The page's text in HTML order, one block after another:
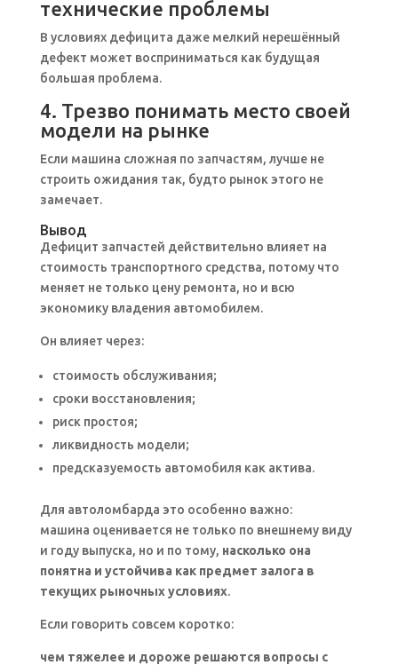
технические проблемы
В условиях дефицита даже мелкий нерешённый
дефект может восприниматься как будущая
большая проблема.
4. Трезво понимать место своей
модели на рынке
Если машина сложная по запчастям, лучше не
строить ожидания так, будто рынок этого не
замечает.
Вывод
Дефицит запчастей действительно влияет на
стоимость транспортного средства, потому что
меняет не только цену ремонта, но и всю
экономику владения автомобилем.
Он влияет через:
стоимость обслуживания;
сроки восстановления;
риск простоя;
ликвидность модели;
предсказуемость автомобиля как актива.
Для автоломбарда это особенно важно:
машина оценивается не только по внешнему виду
и году выпуска, но и по тому, насколько она
понятна и устойчива как предмет залога в
текущих рыночных условиях.
Если говорить совсем коротко:
чем тяжелее и дороже решаются вопросы с